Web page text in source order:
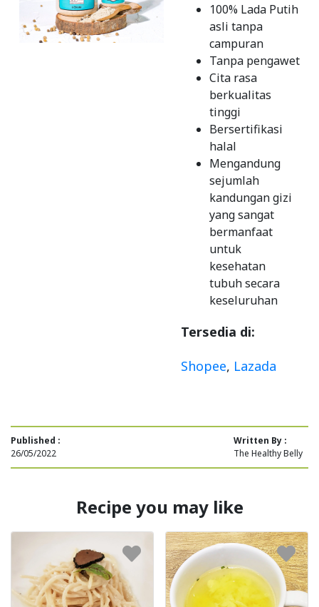
100% Lada Putih
asli tanpa
campuran
Tanpa pengawet
Cita rasa
berkualitas
tinggi
Bersertifikasi
halal
Mengandung
sejumlah
kandungan gizi
yang sangat
bermanfaat
untuk
kesehatan
tubuh secara
keseluruhan
Tersedia di:
Shopee, Lazada
Published :
26/05/2022
Written By :
The Healthy Belly
Recipe you may like